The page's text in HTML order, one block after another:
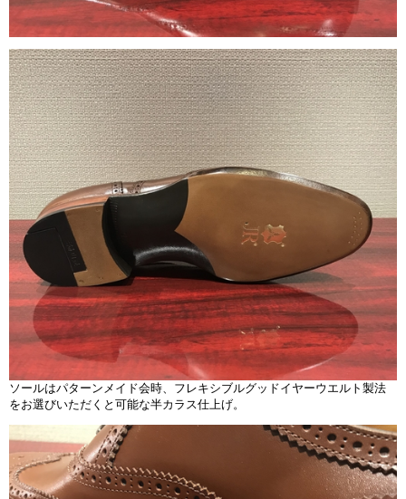
ソールはパターンメイド会時、フレキシブルグッドイヤーウエルト製法
をお選びいただくと可能な半カラス仕上げ。